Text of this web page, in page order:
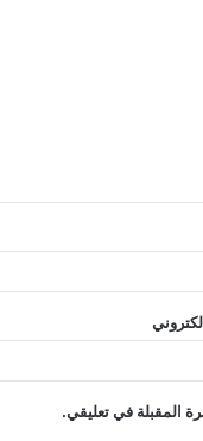
المقبلة في تعليقي.